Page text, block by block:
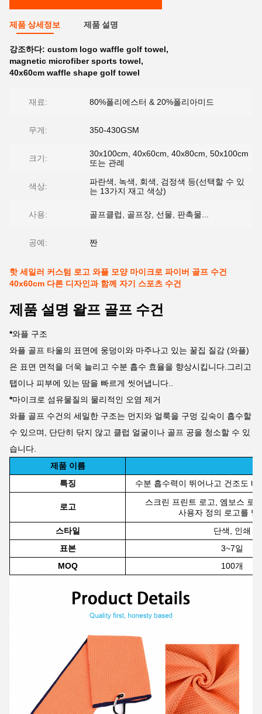
제품 상세정보 제품 설명
강조하다: custom logo waffle golf towel,
magnetic microfiber sports towel,
40x60cm waffle shape golf towel
재료: 80%폴리에스터 & 20%폴리아미드
무게: 350-430GSM
크기:
30x100cm, 40x60cm, 40x80cm, 50x100cm
또는 관례
색상:
파란색, 녹색, 회색, 검정색 등(선택할 수 있
는 13가지 재고 색상)
사용: 골프클럽, 골프장, 선물, 판촉물...
공예: 짠
핫 세일러 커스텀 로고 와플 모양 마이크로 파이버 골프 수건
40x60cm 다른 디자인과 함께 자기 스포츠 수건
제품 설명 왈프 골프 수건
*와플 구조
와플 골프 타울의 표면에 웅덩이와 마주나고 있는 꿀집 질감 (와플)
은 표면 면적을 더욱 늘리고 수분 흡수 효율을 향상시킵니다.그리고
탭이나 피부에 있는 땀을 빠르게 씻어냅니다..
*마이크로 섬유물질의 물리적인 오염 제거
와플 골프 수건의 세밀한 구조는 먼지와 얼룩을 구멍 깊숙이 흡수할
수 있으며, 단단히 닦지 않고 클럽 얼굴이나 골프 공을 청소할 수 있
습니다.
제품 이름
특징
수분 흡수력이 뛰어나고 건조도
로고
스크린 프린트 로고, 엠보스 로
사용자 정의 로고를 받
스타일
단색, 인쇄
표본
3~7일
MOQ
100개